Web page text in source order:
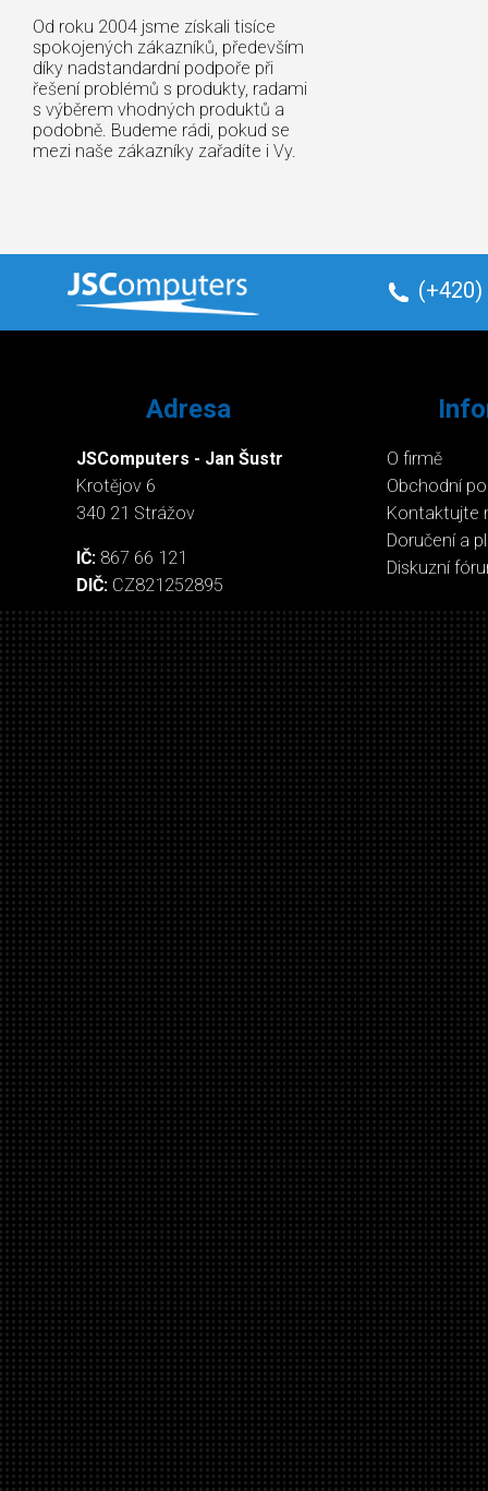
Od roku 2004 jsme získali tisíce
spokojených zákazníků, především
díky nadstandardní podpoře při
řešení problémů s produkty, radami
s výběrem vhodných produktů a
podobně. Budeme rádi, pokud se
mezi naše zákazníky zařadíte i Vy.
(+420)
Adresa
JSComputers - Jan Šustr
Krotějov 6
340 21 Strážov
IČ: 867 66 121
DIČ: CZ821252895
O firmě
Obchodní
Kontaktujte
Doručení a
Diskuzní